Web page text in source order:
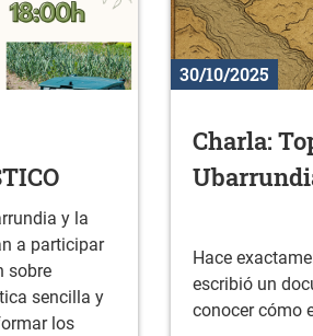
y la
a participar
sobre
sencilla y
los
30/10/2025
Charla:
Hace
escribió un
conocer cómo